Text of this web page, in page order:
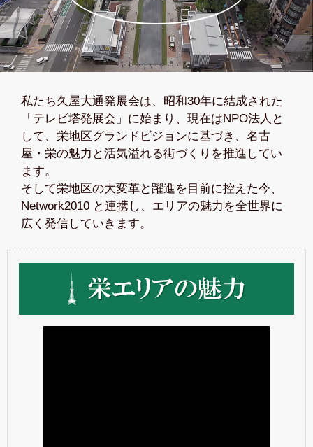
私たち久屋大通発展会は、昭和30年に結成された
「テレビ塔発展会」に始まり、現在はNPO法人と
して、栄地区グランドビジョンに基づき、名古
屋・栄の魅力と活気溢れる街づくりを推進してい
ます。
そして栄地区の大変革と躍進を目前に控えた今、
Network2010 と連携し、エリアの魅力を全世界に
広く発信していきます。